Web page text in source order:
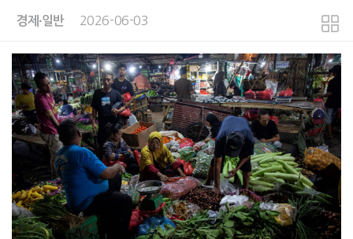
경제∙일반 2026-06-03
본문